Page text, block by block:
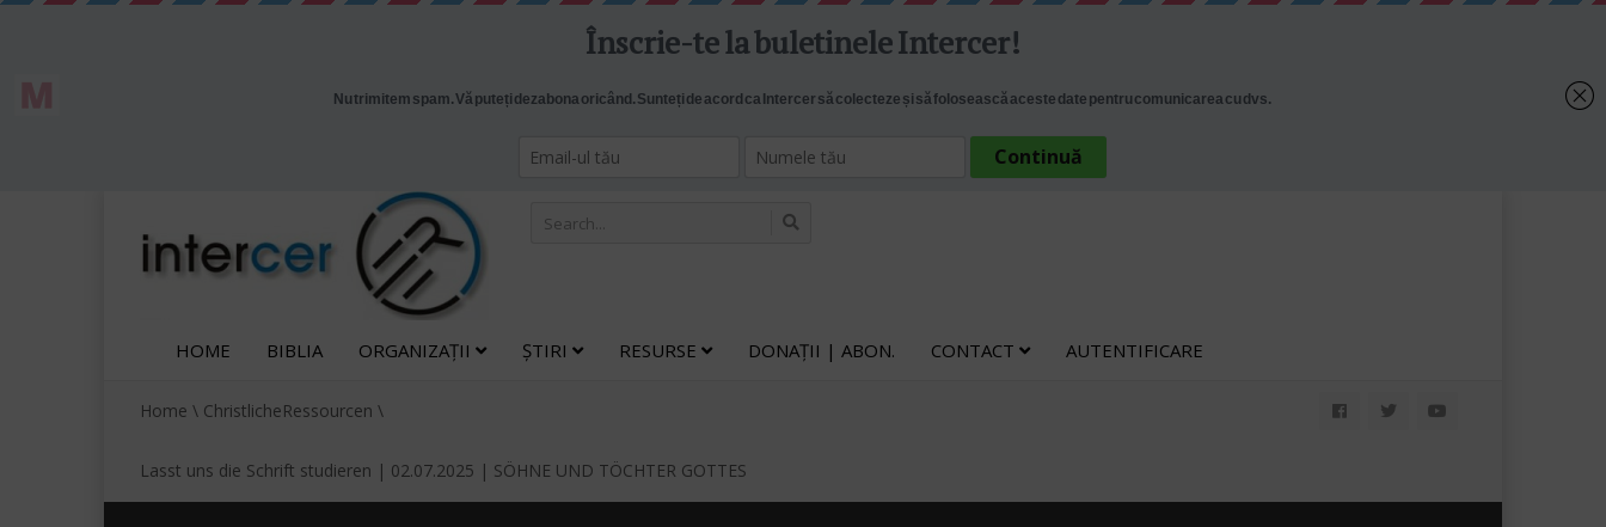
HOME BIBLIA ORGANIZAȚII ȘTIRI RESURSE DONAȚII | ABON. CONTACT AUTENTIFICARE
Home \ ChristlicheRessourcen \
Lasst uns die Schrift studieren | 02.07.2025 | SÖHNE UND TÖCHTER GOTTES